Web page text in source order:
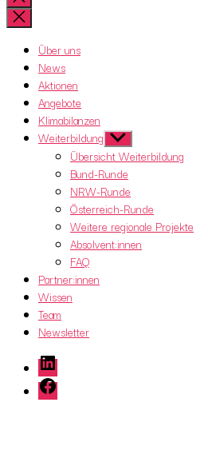
search
Über uns
News
Aktionen
Angebote
Klimabilanzen
Weiterbildung Show
sub
menu
Übersicht Weiterbildung
Bund-Runde
NRW-Runde
Österreich-Runde
Weitere regionale Projekte
Absolvent:innen
FAQ
Partner:innen
Wissen
Team
Newsletter
LinkedIn
Facebook